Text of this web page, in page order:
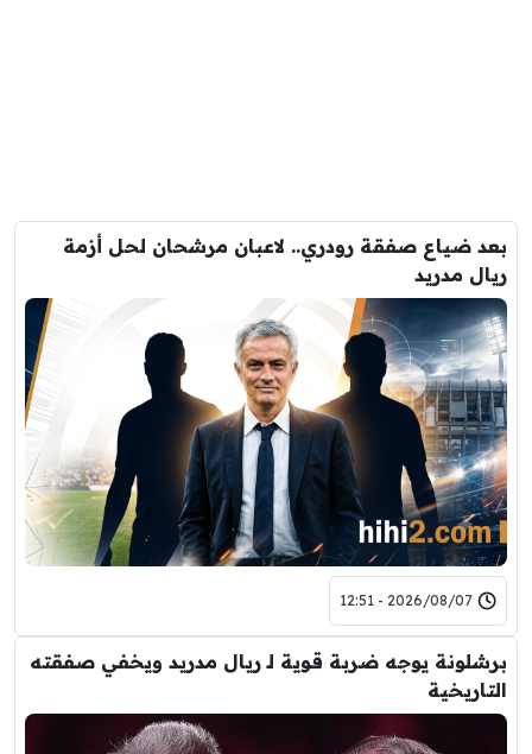
بعد ضياع صفقة رودري.. لاعبان مرشحان لحل أزمة
ريال مدريد
2026/08/07 - 12:51
برشلونة يوجه ضربة قوية لـ ريال مدريد ويخفي صفقته
التاريخية